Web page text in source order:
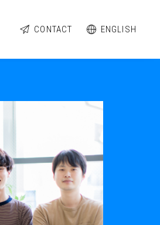
CONTACT ENGLISH